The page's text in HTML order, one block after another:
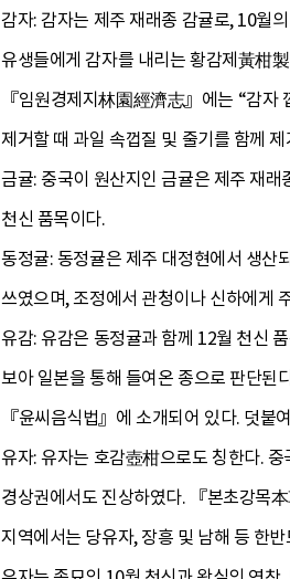
감자: 감자는 제주 재래종 감귤로, 10월
유생들에게 감자를 내리는 황감제黃柑
『임원경제지林園經濟志』에는 “감자
제거할 때 과일 속껍질 및 줄기를 함께
금귤: 중국이 원산지인 금귤은 제주 재
천신 품목이다.
동정귤: 동정귤은 제주 대정현에서 생산
쓰였으며, 조정에서 관청이나 신하에게
유감: 유감은 동정귤과 함께 12월 천신
보아 일본을 통해 들여온 종으로 판단된
『윤씨음식법』에 소개되어 있다. 덧
유자: 유자는 호감壺柑으로도 칭한다.
경상권에서도 진상하였다. 『본초강목
지역에서는 당유자, 장흥 및 남해 등 한